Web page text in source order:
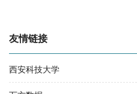
友情链接
西安科技大学